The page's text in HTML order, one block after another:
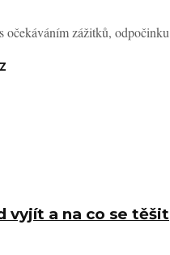
zážitků,
vyjít a na co se těšit